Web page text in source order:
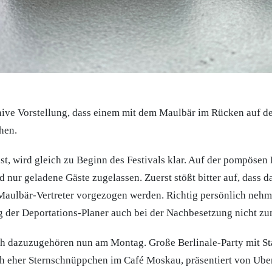
Vorstellung, dass einem mit dem Maulbär im Rücken auf
wird gleich zu Beginn des Festivals klar. Auf der
nur geladene Gäste zugelassen. Zuerst stößt bitter auf, dass
Vertreter vorgezogen werden. Richtig persönlich
der Deportations-Planer auch bei der Nachbesetzung nicht
dazuzugehören nun am Montag. Große Berlinale-Party mit
eher Sternschnüppchen im Café Moskau, präsentiert von